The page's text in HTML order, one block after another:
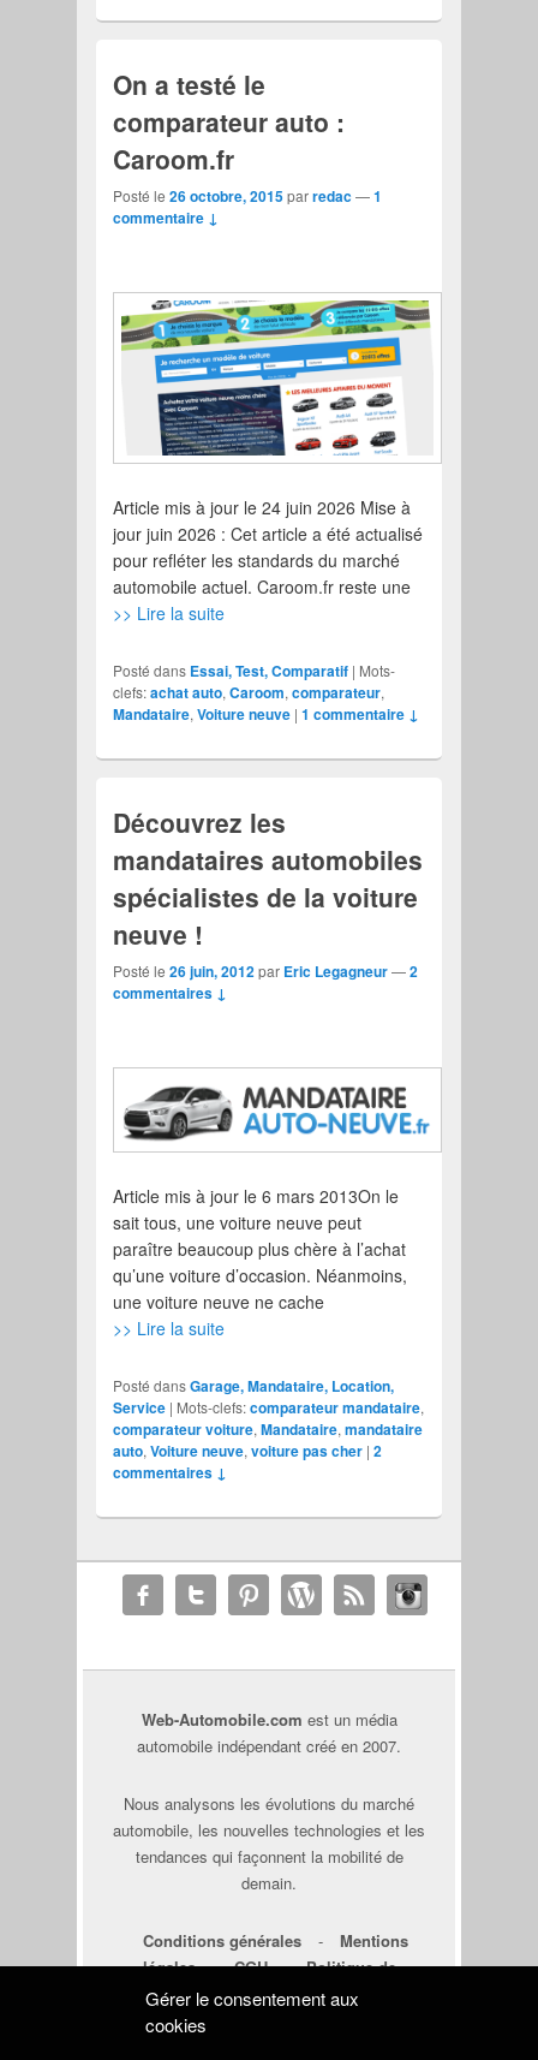
Gérer le consentement aux
cookies
On a testé le
comparateur auto :
Caroom.fr
Posté le26 octobre, 2015parredac—1
commentaire ↓
Article mis à jour le 24 juin 2026 Mise à
jour juin 2026 : Cet article a été actualisé
pour refléter les standards du marché
automobile actuel. Caroom.fr reste une
>> Lire la suite
Posté dans Essai, Test, Comparatif | Mots-
clefs:achat auto,Caroom,comparateur,
Mandataire,Voiture neuve |1 commentaire ↓
Découvrez les
mandataires automobiles
spécialistes de la voiture
neuve !
Posté le26 juin, 2012par Eric Legagneur—2
commentaires ↓
Article mis à jour le 6 mars 2013On le
sait tous, une voiture neuve peut
paraître beaucoup plus chère à l’achat
qu’une voiture d’occasion. Néanmoins,
une voiture neuve ne cache
>> Lire la suite
Posté dansGarage, Mandataire, Location,
Service | Mots-clefs:comparateur mandataire,
comparateur voiture,Mandataire,mandataire
auto,Voiture neuve,voiture pas cher |2
commentaires ↓
Web-Automobile.com est un média
automobile indépendant créé en 2007.
Nous analysons les évolutions du marché
automobile, les nouvelles technologies et les
tendances qui façonnent la mobilité de
demain.
Conditions générales -
Mentions
légales - CGU - Politique de
cookies - Déclaration de